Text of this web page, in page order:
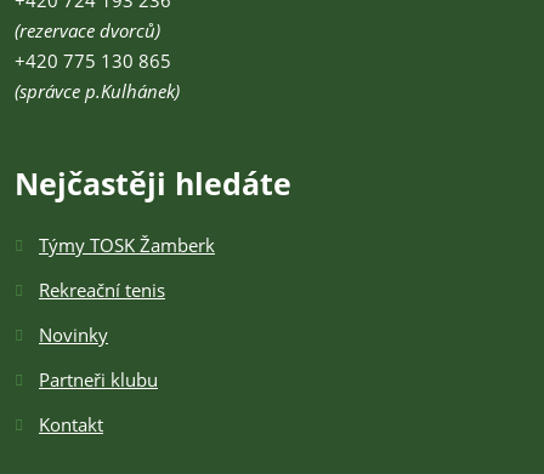
(rezervace dvorců)
+420 775 130 865
(správce p.Kulhánek)
Nejčastěji hledáte
Týmy TOSK Žamberk
Rekreační tenis
Novinky
Partneři klubu
Kontakt